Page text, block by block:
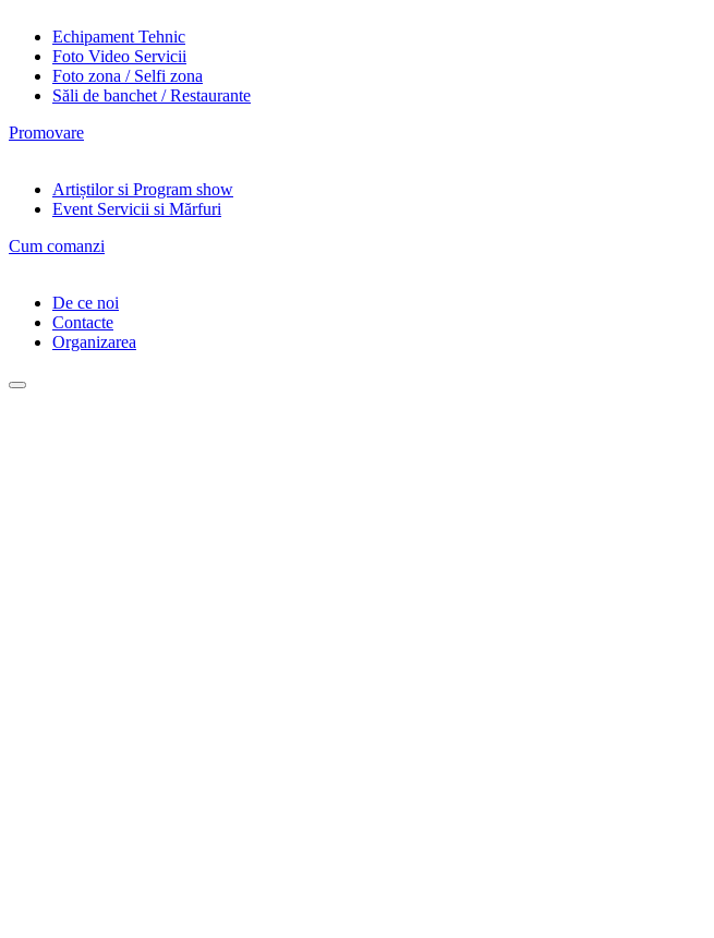
Echipament Tehnic
Foto Video Servicii
Foto zona / Selfi zona
Săli de banchet / Restaurante
Promovare
Artiștilor si Program show
Event Servicii si Mărfuri
Cum comanzi
De ce noi
Contacte
Organizarea